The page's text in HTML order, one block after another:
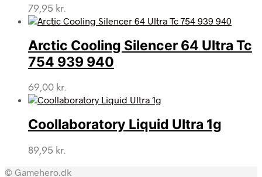
79,95 kr.
Arctic Cooling Silencer 64 Ultra Tc
754 939 940
69,00 kr.
Coollaboratory Liquid Ultra 1g
89,95 kr.
© Gamehero.dk